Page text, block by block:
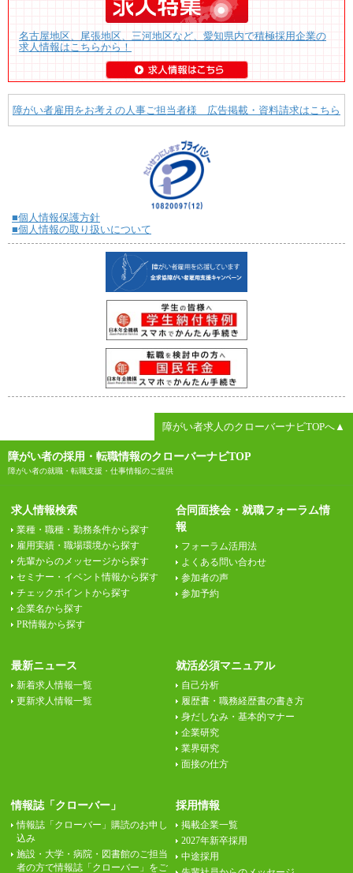
名古屋地区、尾張地区、三河地区など、愛知県内で積極採用企業の
求人情報はこちらから！
障がい者雇用をお考えの人事ご担当者様 広告掲載・資料請求はこちら
■個人情報保護方針
■個人情報の取り扱いについて
障がい者求人のクローバーナビTOPへ▲
障がい者の採用・転職情報のクローバーナビTOP
障がい者の就職・転職支援・仕事情報のご提供
求人情報検索
業種・職種・勤務条件から探す
雇用実績・職場環境から探す
先輩からのメッセージから探す
セミナー・イベント情報から探す
チェックポイントから探す
企業名から探す
PR情報から探す
合同面接会・就職フォーラム情
報
フォーラム活用法
よくある問い合わせ
参加者の声
参加予約
最新ニュース
新着求人情報一覧
更新求人情報一覧
就活必須マニュアル
自己分析
履歴書・職務経歴書の書き方
身だしなみ・基本的マナー
企業研究
業界研究
面接の仕方
情報誌「クローバー」
情報誌「クローバー」購読のお申し
込み
施設・大学・病院・図書館のご担当
者の方で情報誌「クローバー」をご
採用情報
掲載企業一覧
2027年新卒採用
中途採用